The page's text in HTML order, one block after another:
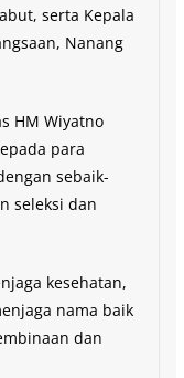
serta Kepala
Nanang
HM Wiyatno
para
sebaik-
seleksi dan
kesehatan,
nama baik
dan